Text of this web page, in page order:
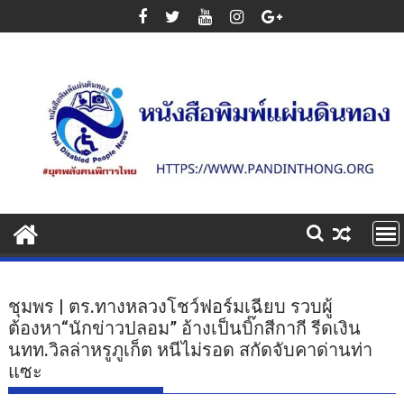
to
ชุมพร | ตร.ทางหลวงโชว์ฟอร์มเฉียบ รวบผู้
ต้องหา“นักข่าวปลอม” อ้างเป็นบิ๊กสีกากี รีดเงิน
นทท.วิลล่าหรูภูเก็ต หนีไม่รอด สกัดจับคาด่านท่า
แซะ